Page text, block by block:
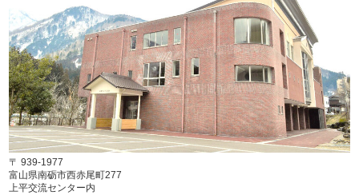
〒 939-1977
富山県南砺市西赤尾町277
上平交流センター内